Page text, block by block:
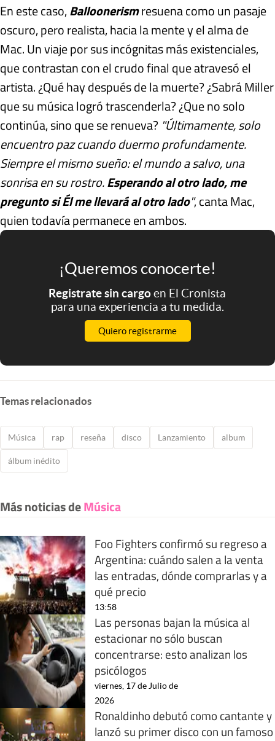
En este caso,Balloonerismresuena como un pasaje
oscuro, pero realista, hacia la mente y el alma de
Mac. Un viaje por sus incógnitas más existenciales,
que contrastan con el crudo final que atravesó el
artista. ¿Qué hay después de la muerte? ¿Sabrá Miller
que su música logró trascenderla? ¿Que no solo
continúa, sino que se renueva? "Últimamente, solo
encuentro paz cuando duermo profundamente.
Siempre el mismo sueño: el mundo a salvo, una
sonrisa en su rostro.Esperando al otro lado, me
pregunto si Él me llevará al otro lado", canta Mac,
quien todavía permanece en ambos.
¡Queremos conocerte!
Registrate sin cargoen El Cronista
para una experiencia a tu medida.
Quiero registrarme
Temas relacionados
Música rap reseña disco Lanzamiento album
álbum inédito
Más noticias deMúsica
Foo Fighters confirmó su regreso a
Argentina: cuándo salen a la venta
las entradas, dónde comprarlas y a
qué precio
13:58
Las personas bajan la música al
estacionar no sólo buscan
concentrarse: esto analizan los
psicólogos
viernes, 17 de Julio de
2026
Ronaldinho debutó como cantante y
lanzó su primer disco con un famoso